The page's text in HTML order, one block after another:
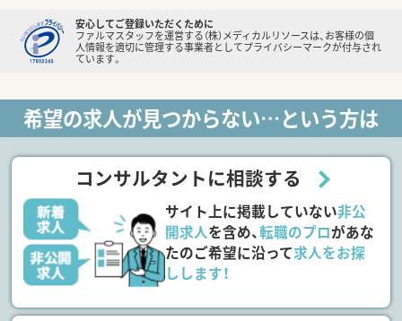
安心してご登録いただくために
ファルマスタッフを運営する（株）メディカルリソースは、お客様の個
人情報を適切に管理する事業者としてプライバシーマークが付与され
ています。
希望の求人が見つからない…という方は
コンサルタントに相談する
サイト上に掲載していない非公
開求人を含め、転職のプロがあな
たのご希望に沿って求人をお探
しします！